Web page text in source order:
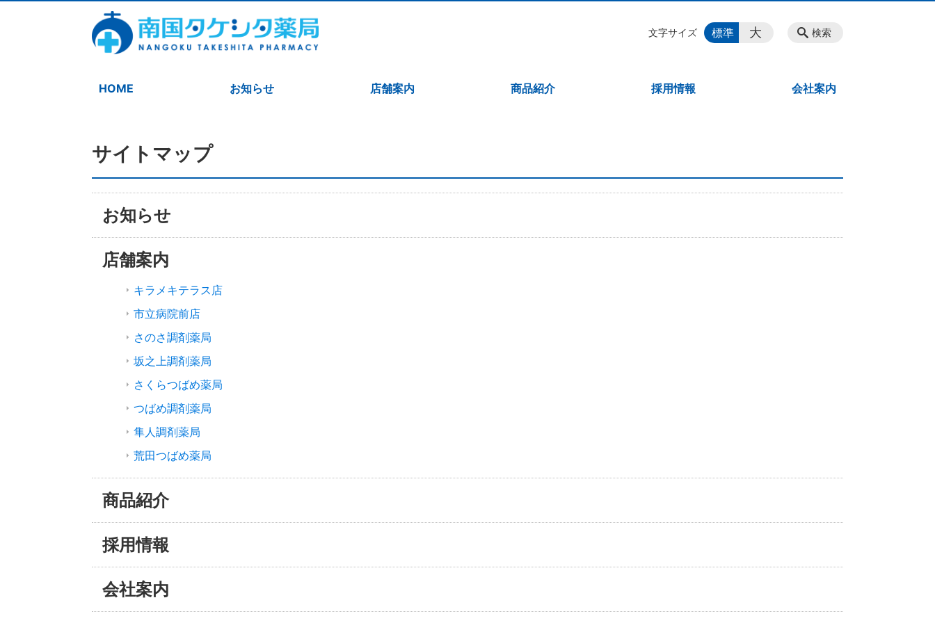
HOME お知らせ 店舗案内 商品紹介 採用情報 会社案内
検索
文字サイズ 標準 大
サイトマップ
お知らせ
店舗案内
キラメキテラス店
市立病院前店
さのさ調剤薬局
坂之上調剤薬局
さくらつばめ薬局
つばめ調剤薬局
隼人調剤薬局
荒田つばめ薬局
商品紹介
採用情報
会社案内